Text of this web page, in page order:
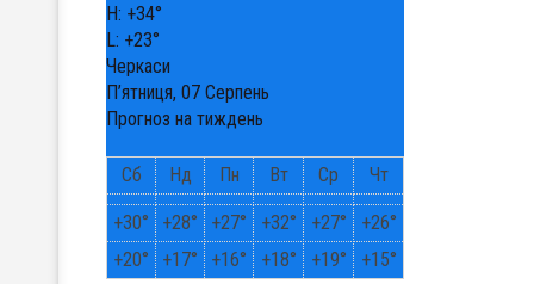
H: +34°
L: +23°
Черкаси
П’ятниця, 07 Серпень
Прогноз на тиждень
Сб Нд Пн Вт Ср Чт
+30° +28° +27° +32° +27° +26°
+20° +17° +16° +18° +19° +15°